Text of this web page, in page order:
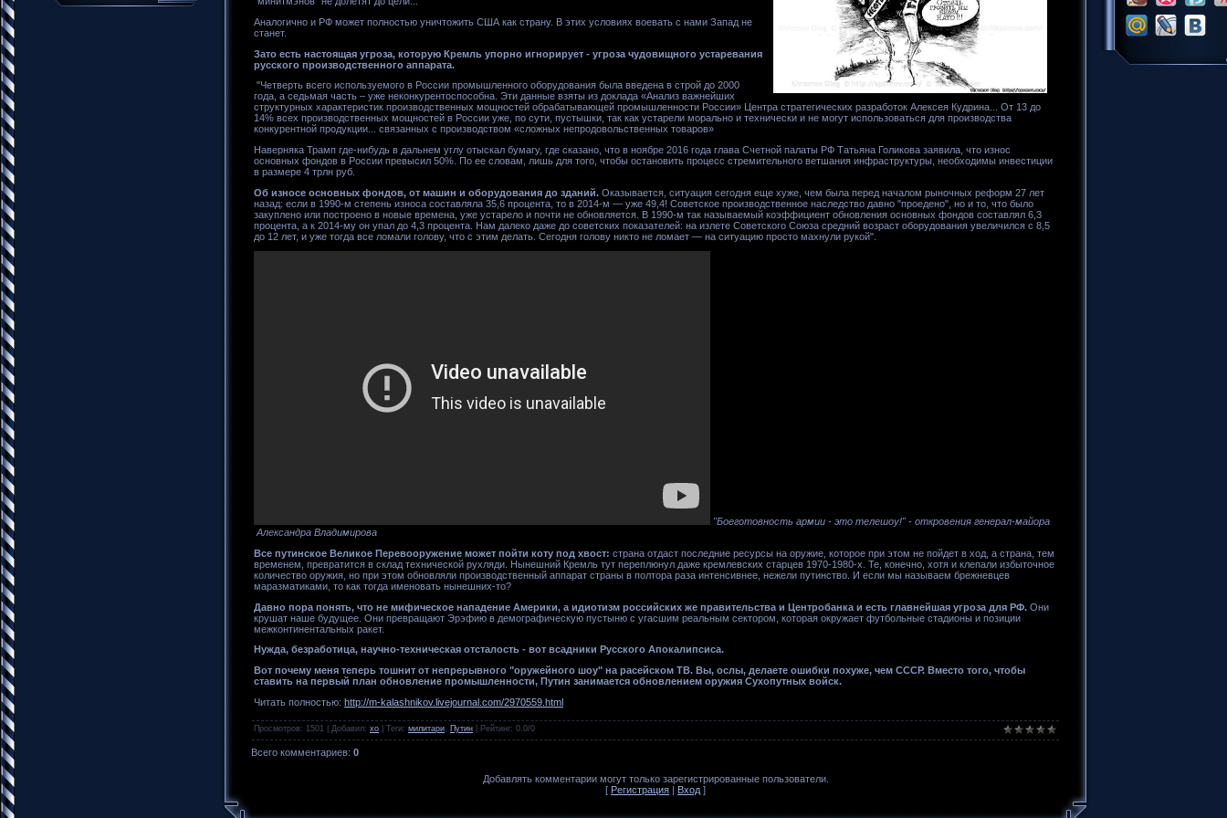
Аналогично и РФ может полностью уничтожить США как страну. В этих условиях воевать с нами Запад не
станет.
Зато есть настоящая угроза, которую Кремль упорно игнорирует - угроза чудовищного устаревания
русского производственного аппарата.
"Четверть всего используемого в России промышленного оборудования была введена в строй до 2000
года, а седьмая часть – уже неконкурентоспособна. Эти данные взяты из доклада «Анализ важнейших
структурных характеристик производственных мощностей обрабатывающей промышленности России» Центра стратегических разработок Алексея Кудрина... От 13 до
14% всех производственных мощностей в России уже, по сути, пустышки, так как устарели морально и технически и не могут использоваться для производства
конкурентной продукции... связанных с производством «сложных непродовольственных товаров»
Наверняка Трамп где-нибудь в дальнем углу отыскал бумагу, где сказано, что в ноябре 2016 года глава Счетной палаты РФ Татьяна Голикова заявила, что износ
основных фондов в России превысил 50%. По ее словам, лишь для того, чтобы остановить процесс стремительного ветшания инфраструктуры, необходимы инвестиции
в размере 4 трлн руб.
Об износе основных фондов, от машин и оборудования до зданий. Оказывается, ситуация сегодня еще хуже, чем была перед началом рыночных реформ 27 лет
назад: если в 1990-м степень износа составляла 35,6 процента, то в 2014-м — уже 49,4! Советское производственное наследство давно "проедено", но и то, что было
закуплено или построено в новые времена, уже устарело и почти не обновляется. В 1990-м так называемый коэффициент обновления основных фондов составлял 6,3
процента, а к 2014-му он упал до 4,3 процента. Нам далеко даже до советских показателей: на излете Советского Союза средний возраст оборудования увеличился с 8,5
до 12 лет, и уже тогда все ломали голову, что с этим делать. Сегодня голову никто не ломает — на ситуацию просто махнули рукой".
"Боеготовность армии - это телешоу!" - откровения генерал-майора
Александра Владимирова
Все путинское Великое Перевооружение может пойти коту под хвост: страна отдаст последние ресурсы на оружие, которое при этом не пойдет в ход, а страна, тем
временем, превратится в склад технической рухляди. Нынешний Кремль тут переплюнул даже кремлевских старцев 1970-1980-х. Те, конечно, хотя и клепали избыточное
количество оружия, но при этом обновляли производственный аппарат страны в полтора раза интенсивнее, нежели путинство. И если мы называем брежневцев
маразматиками, то как тогда именовать нынешних-то?
Давно пора понять, что не мифическое нападение Америки, а идиотизм российских же правительства и Центробанка и есть главнейшая угроза для РФ. Они
крушат наше будущее. Они превращают Эрэфию в демографическую пустыню с угасшим реальным сектором, которая окружает футбольные стадионы и позиции
межконтинентальных ракет.
Нужда, безработица, научно-техническая отсталость - вот всадники Русского Апокалипсиса.
Вот почему меня теперь тошнит от непрерывного "оружейного шоу" на расейском ТВ. Вы, ослы, делаете ошибки похуже, чем СССР. Вместо того, чтобы
ставить на первый план обновление промышленности, Путин занимается обновлением оружия Сухопутных войск.
Читать полностью: http://m-kalashnikov.livejournal.com/2970559.html
Просмотров: 1501 | Добавил: xo Теги: милитари Путин Рейтинг: 0.0/0
Всего комментариев: 0
Добавлять комментарии могут только зарегистрированные пользователи.
[ Регистрация | Вход ]